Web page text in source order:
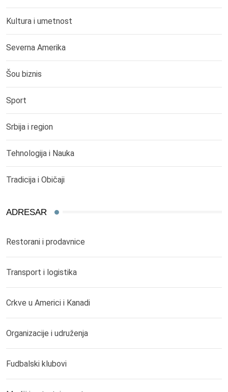
Kultura i umetnost
Severna Amerika
Šou biznis
Sport
Srbija i region
Tehnologija i Nauka
Tradicija i Običaji
ADRESAR
Restorani i prodavnice
Transport i logistika
Crkve u Americi i Kanadi
Organizacije i udruženja
Fudbalski klubovi